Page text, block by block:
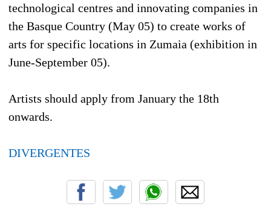
technological centres and innovating companies in
the Basque Country (May 05) to create works of
arts for specific locations in Zumaia (exhibition in
June-September 05).
Artists should apply from January the 18th
onwards.
DIVERGENTES